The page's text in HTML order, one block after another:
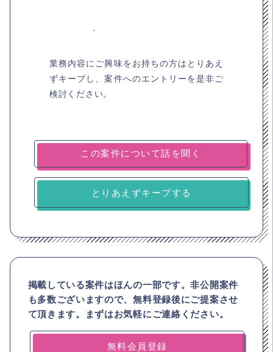
業務内容にご興味をお持ちの方はとりあえ
ずキープし、案件へのエントリーを是非ご
検討ください。
とりあえずキープする
掲載している案件はほんの一部です。非公開案件
も多数ございますので、無料登録後にご提案させ
て頂きます。まずはお気軽にご連絡ください。
無料会員登録